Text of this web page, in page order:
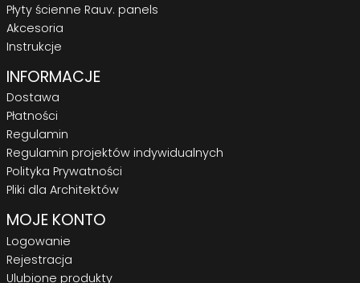
Płyty ścienne Rauv. panels
Akcesoria
Instrukcje
INFORMACJE
Dostawa
Płatności
Regulamin
Regulamin projektów indywidualnych
Polityka Prywatności
Pliki dla Architektów
MOJE KONTO
Logowanie
Rejestracja
Ulubione produkty